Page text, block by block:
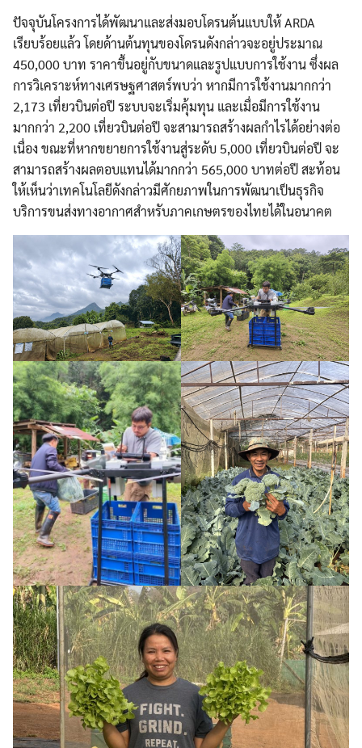
ปัจจุบันโครงการได้พัฒนาและส่งมอบโดรนต้นแบบให้ ARDA
เรียบร้อยแล้ว โดยด้านต้นทุนของโดรนดังกล่าวจะอยู่ประมาณ
450,000 บาท ราคาขึ้นอยู่กับขนาดและรูปแบบการใช้งาน ซึ่งผล
การวิเคราะห์ทางเศรษฐศาสตร์พบว่า หากมีการใช้งานมากกว่า
2,173 เที่ยวบินต่อปี ระบบจะเริ่มคุ้มทุน และเมื่อมีการใช้งาน
มากกว่า 2,200 เที่ยวบินต่อปี จะสามารถสร้างผลกำไรได้อย่างต่อ
เนื่อง ขณะที่หากขยายการใช้งานสู่ระดับ 5,000 เที่ยวบินต่อปี จะ
สามารถสร้างผลตอบแทนได้มากกว่า 565,000 บาทต่อปี สะท้อน
ให้เห็นว่าเทคโนโลยีดังกล่าวมีศักยภาพในการพัฒนาเป็นธุรกิจ
บริการขนส่งทางอากาศสำหรับภาคเกษตรของไทยได้ในอนาคต